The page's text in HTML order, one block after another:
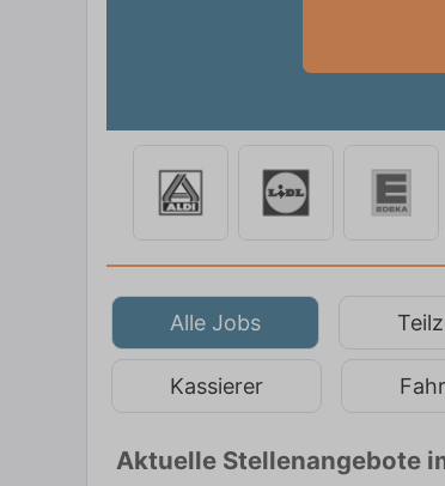
Alle Jobs
Kassierer
Aktuelle Stellenangebote